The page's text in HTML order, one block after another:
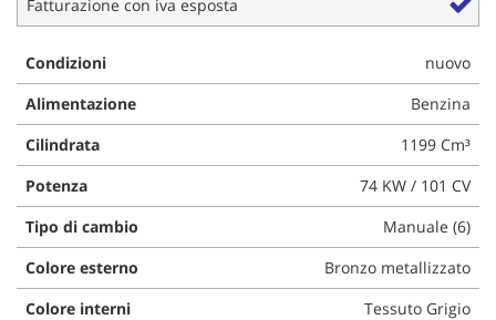
Fatturazione con iva esposta
Condizioni
nuovo
Alimentazione
Benzina
Cilindrata
1199 Cm³
Potenza
74 KW / 101 CV
Tipo di cambio
Manuale (6)
Colore esterno
Bronzo metallizzato
Colore interni
Tessuto Grigio
questi
di
tracciamento
si
rimanda
alla
cookie
policy.
Puoi
rivedere
e
modificare
le